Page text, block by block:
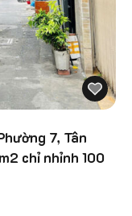
7, Tân
chỉ nhỉnh 100